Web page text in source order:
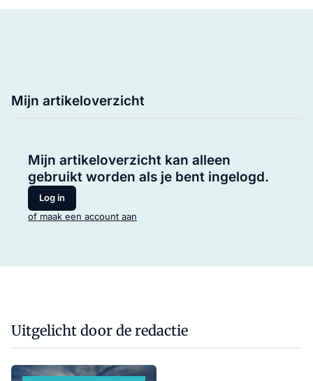
Mijn artikeloverzicht
Mijn artikeloverzicht kan alleen
gebruikt worden als je bent ingelogd.
Log in
of maak een account aan
Uitgelicht door de redactie